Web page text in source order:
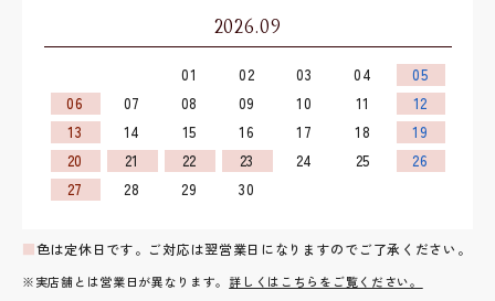
2026.09
01 02 03 04
05
06
07 08 09 10 11
12
13
14 15 16 17 18
19
20
21 22 23 24 25
26
27
28 29 30
■色は定休日です。ご対応は翌営業日になりますのでご了承ください。
※実店舗とは営業日が異なります。 詳しくはこちらをご覧ください。